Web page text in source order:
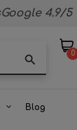
4.9/5
search 0
Blog